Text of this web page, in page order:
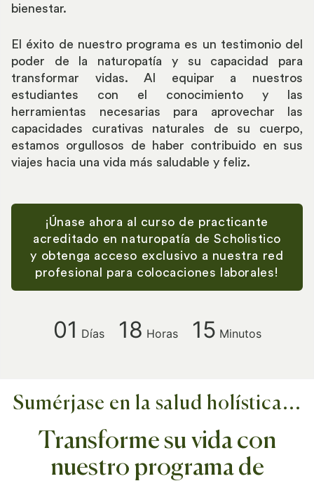
bienestar.
El éxito de nuestro programa es un testimonio del
poder de la naturopatía y su capacidad para
transformar vidas. Al equipar a nuestros
estudiantes con el conocimiento y las
herramientas necesarias para aprovechar las
capacidades curativas naturales de su cuerpo,
estamos orgullosos de haber contribuido en sus
viajes hacia una vida más saludable y feliz.
¡Únase ahora al curso de practicante
acreditado en naturopatía de Scholistico
y obtenga acceso exclusivo a nuestra red
profesional para colocaciones laborales!
01 Días 18 Horas 15 Minutos
Sumérjase en la salud holística...
Transforme su vida con
nuestro programa de